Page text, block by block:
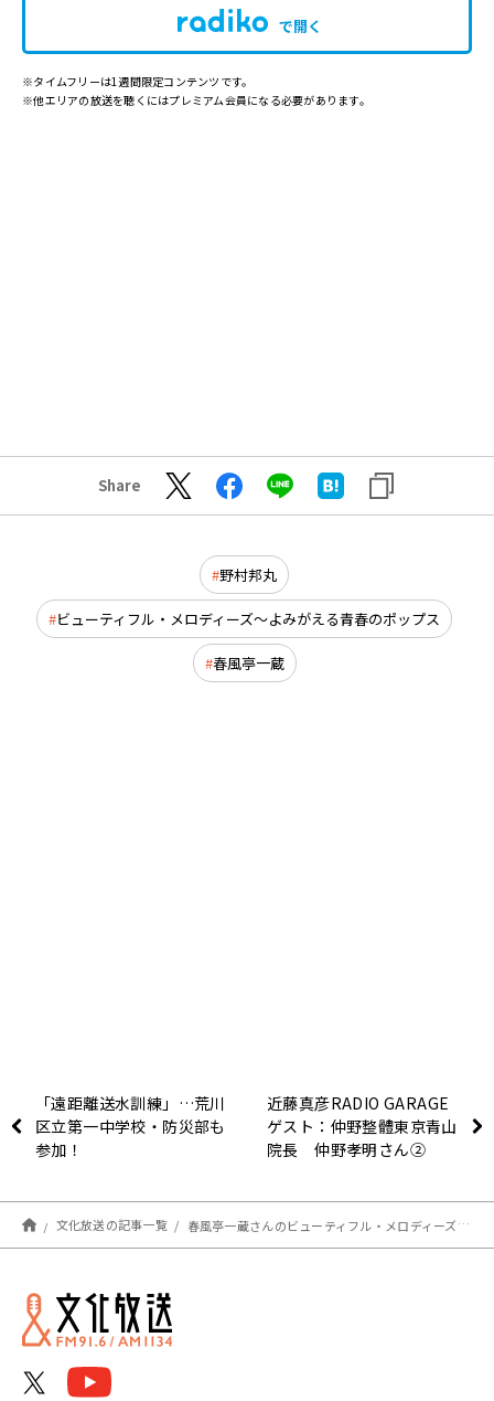
で開く
※タイムフリーは1週間限定コンテンツです。
※他エリアの放送を聴くにはプレミアム会員になる必要があります。
Share
野村邦丸
ビューティフル・メロディーズ～よみがえる青春のポップス
春風亭一蔵
「遠距離送水訓練」…荒川
区立第一中学校・防災部も
参加！
近藤真彦RADIO GARAGE
ゲスト：仲野整體東京青山
院長 仲野孝明さん②
文化放送の記事一覧 春風亭一蔵さんのビューティフル・メロディーズは・・・？